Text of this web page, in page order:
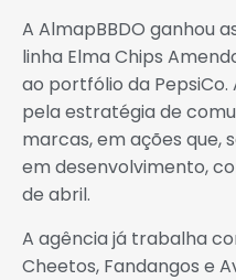
A AlmapBBDO ganhou
linha Elma Chips
ao portfólio da
pela estratégia de
marcas, em ações que,
em desenvolvimento,
de abril.
A agência já trabalha
Cheetos, Fandangos e